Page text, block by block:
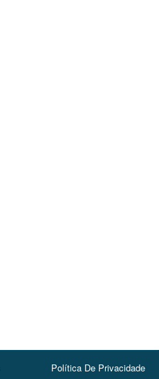
Política De Privacidade